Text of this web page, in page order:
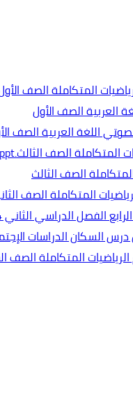
الصف الأول
اللغة العربية الصف
المتكاملة الصف
الدراسي الثاني 2024-2025
السكان الدراسات
المتكاملة الصف